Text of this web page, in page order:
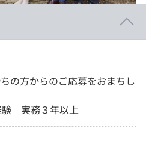
の方からのご応募をおまちし
験 実務３年以上